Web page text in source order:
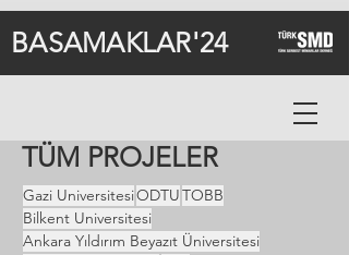
BASAMAKLAR'24
TÜM PROJELER
Gazi UniversitesiODTUTOBB
Bilkent Universitesi
Ankara Yıldırım Beyazıt Üniversitesi